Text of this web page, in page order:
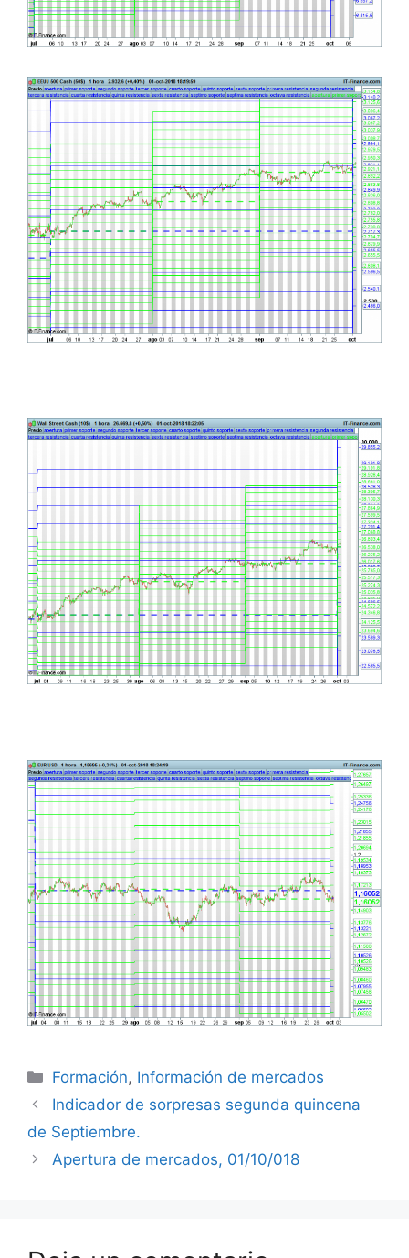
Categorías
Formación, Información de mercados
Indicador de sorpresas segunda quincena
de Septiembre.
Apertura de mercados, 01/10/018